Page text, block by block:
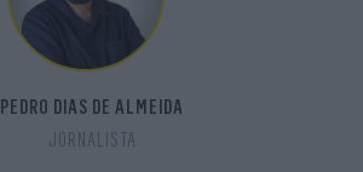
PEDRO DIAS DE ALMEIDA
JORNALISTA